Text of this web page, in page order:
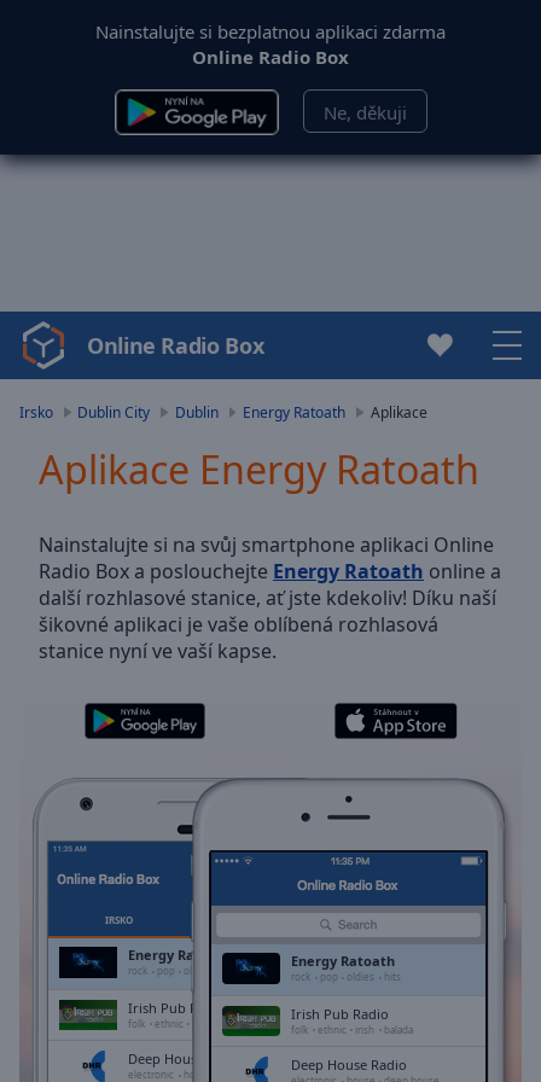
Nainstalujte si bezplatnou aplikaci zdarma
Online Radio Box
Ne, děkuji
Video
Player
Play
Video
Skip
Backward
Skip
Forward
Mute
Current
Duration-:-
0.00%
Stream
TypeLIVE
LIVE
Remaining
Online Radio Box
Irsko Dublin City Dublin Energy Ratoath Aplikace
Aplikace Energy Ratoath
Nainstalujte si na svůj smartphone aplikaci Online
Radio Box a poslouchejte Energy Ratoath online a
další rozhlasové stanice, ať jste kdekoliv! Díku naší
šikovné aplikaci je vaše oblíbená rozhlasová
stanice nyní ve vaší kapse.
IRSKO
Energy Ratoath
rock pop oldies hits
Irish Pub Radio
folk ethnic balada
Deep House Radio
electronic house deep house
Energy Ratoath
rock pop oldies hits
Irish Pub Radio
folk ethnic irish balada
Deep House Radio